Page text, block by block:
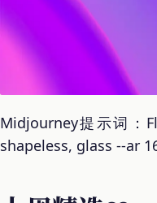
Midjourney提示词：
shapeless, glass --ar